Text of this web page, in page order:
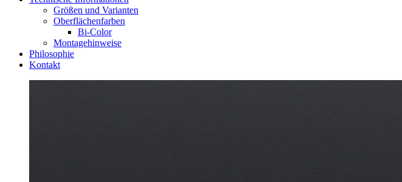
Größen und Varianten
Oberflächenfarben
Bi-Color
Montagehinweise
Philosophie
Kontakt